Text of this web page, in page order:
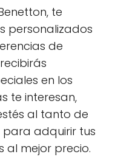
te
personalizados
de
en los
te interesan,
al tanto de
adquirir tus
al mejor precio.